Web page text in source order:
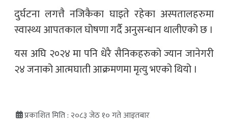
दुर्घटना लगत्तै नजिकैका घाइते रहेका अस्पतालहरुमा
स्वास्थ्य आपतकाल घोषणा गर्दै अनुसन्धान थालीएको छ ।
यस अघि २०२४ मा पनि धेरै सैनिकहरुको ज्यान जानेगरी
२४ जनाको आत्मघाती आक्रमणमा मृत्यु भएको थियो ।
प्रकाशित मिति : २०८३ जेठ १० गते आइतबार